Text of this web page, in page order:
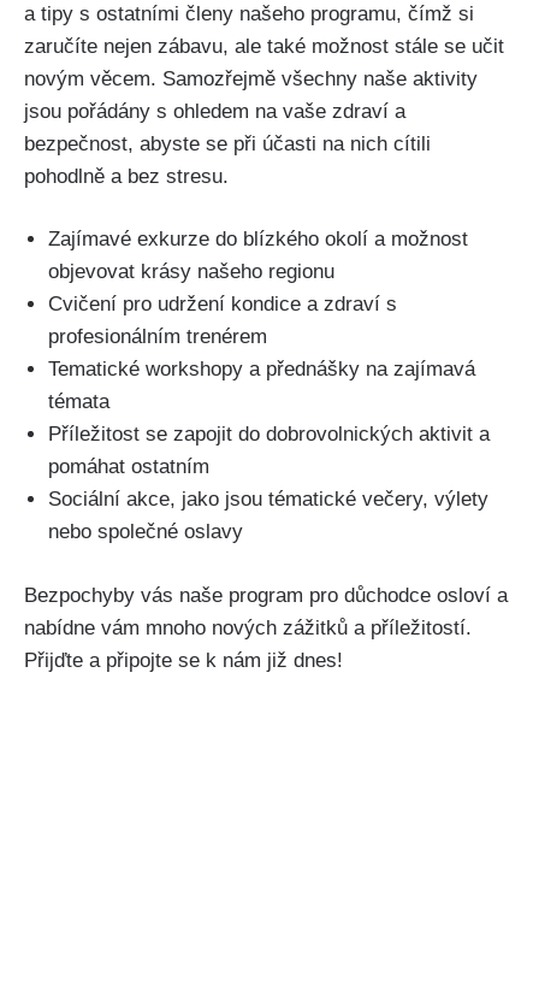
a‌ tipy s‌ ostatními⁣ členy našeho programu,⁤ čímž si
zaručíte nejen⁢ zábavu, ale také možnost stále se učit
novým ​věcem. Samozřejmě všechny naše aktivity‍
jsou ‍pořádány s ohledem na vaše zdraví a
bezpečnost, abyste se při⁤ účasti na nich cítili
pohodlně a bez stresu.
Zajímavé ​exkurze do blízkého okolí a možnost
objevovat⁤ krásy ‍našeho regionu
Cvičení pro udržení kondice ⁣a zdraví s
profesionálním trenérem
Tematické workshopy a přednášky na zajímavá
témata
Příležitost se‌ zapojit ‍do dobrovolnických ⁤aktivit a
pomáhat ostatním
Sociální akce, jako jsou​ tématické večery, výlety
nebo společné oslavy
Bezpochyby vás naše program pro důchodce osloví ⁣a
nabídne vám mnoho nových zážitků​ a příležitostí.
Přijďte ‍a ‍připojte ‌se k nám již dnes!